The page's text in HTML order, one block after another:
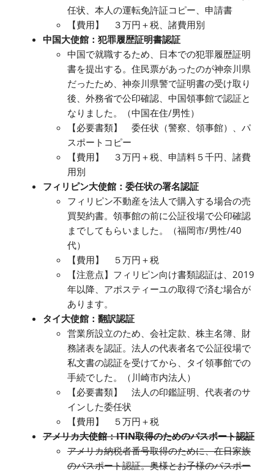
任状、本人の運転免許証コピー、申請書
【費用】 ３万円＋税、諸費用別
中国大使館：犯罪履歴証明書認証
中国で就職するため、日本での犯罪履歴証明
書を提出する。住民票があったのが神奈川県
だったため、神奈川県警で証明書の受け取り
後、外務省で公印確認、中国領事館で認証と
なりました。（中国在住/男性）
【必要書類】 委任状（警察、領事館）、パ
スポートコピー
【費用】 ３万円＋税、申請料５千円、諸費
用別
フィリピン大使館：委任状の署名認証
フィリピン不動産を法人で購入する場合の売
買契約書。領事館の前に公証役場で公印確認
までしてもらいました。（福岡市/男性/40
代）
【費用】 ５万円＋税
【注意点】フィリピン向け書類認証は、2019
年以降、アポスティーユの取得で済む場合が
あります。
タイ大使館：翻訳認証
営業所設立のため、会社定款、株主名簿、財
務諸表を認証。法人の代表者名で公証役場で
私文書の認証を受けてから、タイ領事館での
手続でした。（川崎市内法人）
【必要書類】 法人の印鑑証明、代表者のサ
インした委任状
【費用】 ５万円＋税
アメリカ大使館：ITIN取得のためのパスポート認証
アメリカ納税者番号取得のために、在日家族
のパスポート認証。奥様とお子様のパスポー